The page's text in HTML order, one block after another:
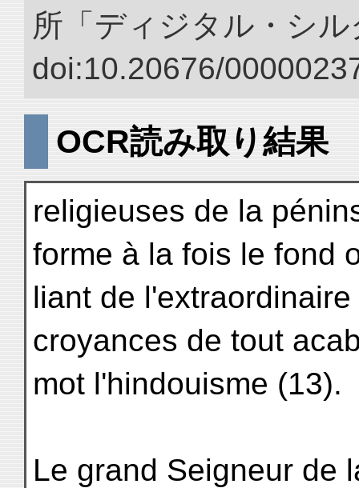
所「ディジタル・シ
doi:10.20676/
OCR読み取り結果
religieuses de la
forme à la fois le fond
liant de
croyances de tout
mot l'hindouisme (13).
Le grand Seigneur de